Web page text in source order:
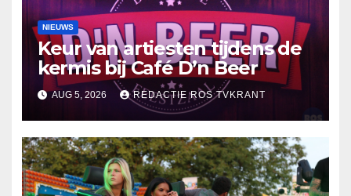
NIEUWS
Keur van artiesten tijdens de
kermis bij Café D’n Beer
AUG 5, 2026 REDACTIE ROS TVKRANT